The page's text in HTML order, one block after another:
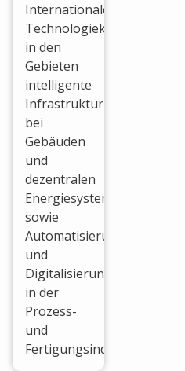
Internationaler
Technologiekonzern
in den
Gebieten
intelligente
Infrastruktur
bei
Gebäuden
und
dezentralen
Energiesystemen
sowie
Automatisierung
und
Digitalisierung
in der
Prozess-
und
Fertigungsindustrie.